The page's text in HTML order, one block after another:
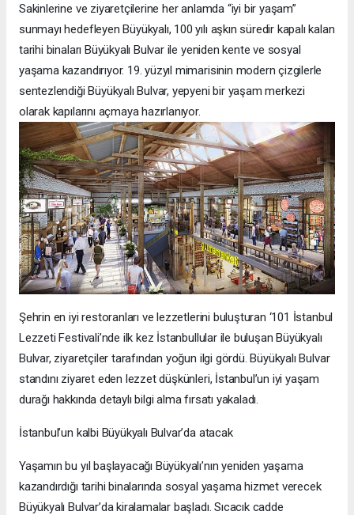
Sakinlerine ve ziyaretçilerine her anlamda “iyi bir yaşam”
sunmayı hedefleyen Büyükyalı, 100 yılı aşkın süredir kapalı kalan
tarihi binaları Büyükyalı Bulvar ile yeniden kente ve sosyal
yaşama kazandırıyor. 19. yüzyıl mimarisinin modern çizgilerle
sentezlendiği Büyükyalı Bulvar, yepyeni bir yaşam merkezi
olarak kapılarını açmaya hazırlanıyor.
Şehrin en iyi restoranları ve lezzetlerini buluşturan ‘101 İstanbul
Lezzeti Festivali’nde ilk kez İstanbullular ile buluşan Büyükyalı
Bulvar, ziyaretçiler tarafından yoğun ilgi gördü. Büyükyalı Bulvar
standını ziyaret eden lezzet düşkünleri, İstanbul’un iyi yaşam
durağı hakkında detaylı bilgi alma fırsatı yakaladı.
İstanbul’un kalbi Büyükyalı Bulvar’da atacak
Yaşamın bu yıl başlayacağı Büyükyalı’nın yeniden yaşama
kazandırdığı tarihi binalarında sosyal yaşama hizmet verecek
Büyükyalı Bulvar’da kiralamalar başladı. Sıcacık cadde